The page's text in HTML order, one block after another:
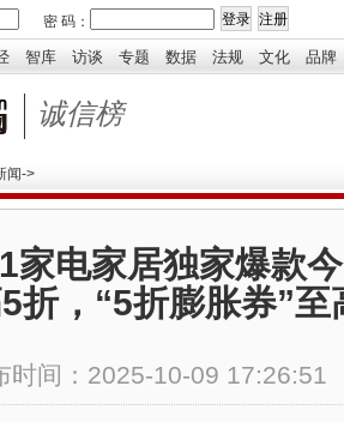
密 码：
智库 访谈 专题 数据 法规 文化 品牌
诚信榜
闻->
家电家居独家爆款
折，“5折膨胀券”
时间： 2025-10-09 17:26:51